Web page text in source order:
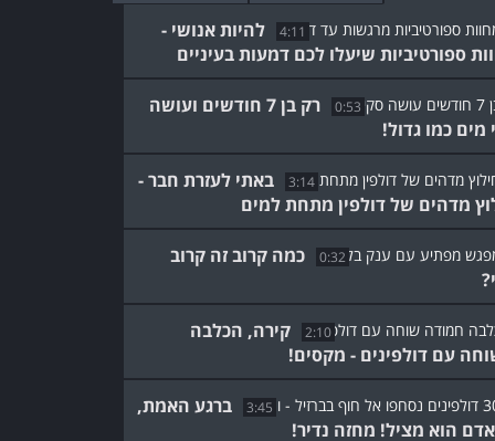
4:11
להיות אנושי -
ספורטיביות שיעלו לכם דמעות בעיניים
0:53
רק בן 7 חודשים ועושה
מים כמו גדול!
3:14
באתי לעזרת חבר -
מדהים של דולפין מתחת למים
0:32
כמה קרוב זה קרוב
2:10
קירה, הכלבה
עם דולפינים - מקסים!
3:45
ברגע האמת,
הוא מציל! מחזה נדיר!